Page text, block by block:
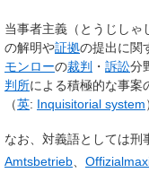
当事者主義 （とうじしゃ
の解明や証拠の提出に関
モンローの裁判 ・ 訴訟分
判所による積極的な事案
（英: Inquisitorial system
なお、対義語としては刑
Amtsbetrieb